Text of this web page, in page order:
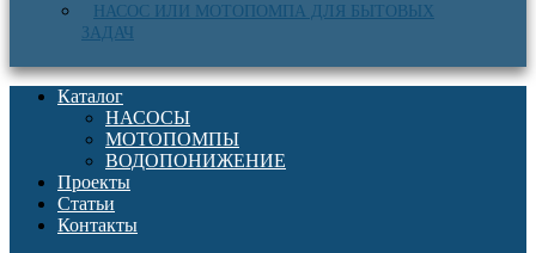
НАСОС ИЛИ МОТОПОМПА ДЛЯ БЫТОВЫХ
ЗАДАЧ
Каталог
НАСОСЫ
МОТОПОМПЫ
ВОДОПОНИЖЕНИЕ
Проекты
Статьи
Контакты